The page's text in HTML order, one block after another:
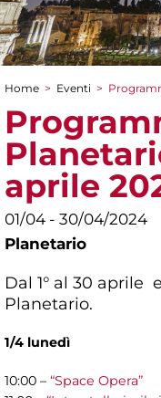
Tu sei qui
Home > Eventi >
aprile
01/04 - 30/04/2024
Planetario
Dal 1° al 30 aprile
Planetario.
1/4 lunedì
10:00 – “Space Opera”